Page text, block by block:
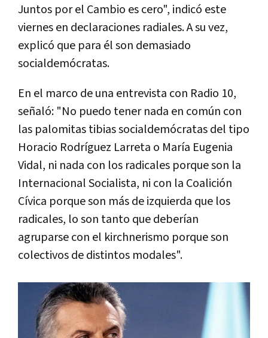
Juntos por el Cambio es cero", indicó este
viernes en declaraciones radiales. A su vez,
explicó que para él son demasiado
socialdemócratas.
En el marco de una entrevista con Radio 10,
señaló: "No puedo tener nada en común con
las palomitas tibias socialdemócratas del tipo
Horacio Rodríguez Larreta o María Eugenia
Vidal, ni nada con los radicales porque son la
Internacional Socialista, ni con la Coalición
Cívica porque son más de izquierda que los
radicales, lo son tanto que deberían
agruparse con el kirchnerismo porque son
colectivos de distintos modales".